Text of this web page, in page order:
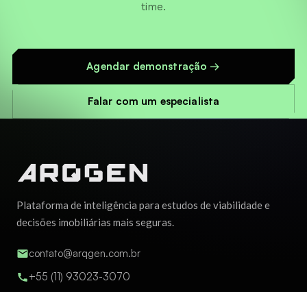
time.
Agendar demonstração →
Falar com um especialista
Plataforma de inteligência para estudos de viabilidade e
decisões imobiliárias mais seguras.
contato@arqgen.com.br
+55 (11) 93023-3070